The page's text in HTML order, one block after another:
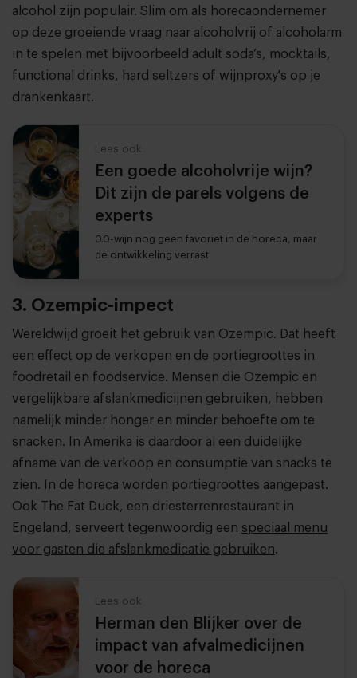
alcohol zijn populair. Slim om als horecaondernemer
op deze groeiende vraag naar alcoholvrij of alcoholarm
in te spelen met bijvoorbeeld adult soda’s, mocktails,
functional drinks, hard seltzers of wijnproxy's op je
drankenkaart.
Lees ook
Een goede alcoholvrije wijn?
Dit zijn de parels volgens de
experts
0.0-wijn nog geen favoriet in de horeca, maar
de ontwikkeling verrast
3. Ozempic-impect
Wereldwijd groeit het gebruik van Ozempic. Dat heeft
een effect op de verkopen en de portiegroottes in
foodretail en foodservice. Mensen die Ozempic en
vergelijkbare afslankmedicijnen gebruiken, hebben
namelijk minder honger en minder behoefte om te
snacken. In Amerika is daardoor al een duidelijke
afname van de verkoop en consumptie van snacks te
zien. In de horeca worden portiegroottes aangepast.
Ook The Fat Duck, een driesterrenrestaurant in
Engeland, serveert tegenwoordig een speciaal menu
voor gasten die afslankmedicatie gebruiken.
Lees ook
Herman den Blijker over de
impact van afvalmedicijnen
voor de horeca